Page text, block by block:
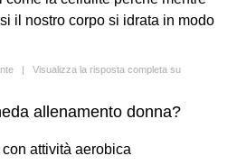
il nostro corpo si idrata in modo
| Visualizza la risposta completa su
allenamento donna?
attività aerobica